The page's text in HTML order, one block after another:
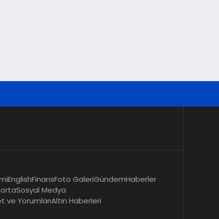
EnglishFinansFoto GaleriGündemHaberler
Sosyal Medya
ve YorumlarıAltın Haberleri